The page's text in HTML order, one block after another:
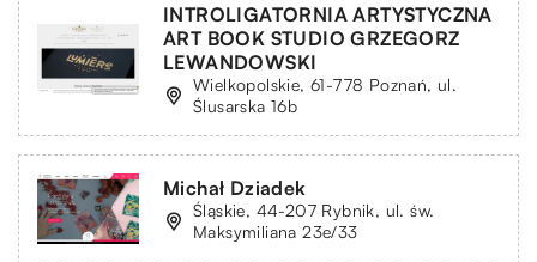
INTROLIGATORNIA ARTYSTYCZNA
ART BOOK STUDIO GRZEGORZ
LEWANDOWSKI
Wielkopolskie, 61-778 Poznań, ul.
Ślusarska 16b
Michał Dziadek
Śląskie, 44-207 Rybnik, ul. św.
Maksymiliana 23e/33